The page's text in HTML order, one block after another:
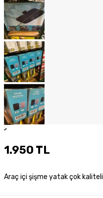
1
1.950 TL
Araç içi şişme yatak çok kaliteli